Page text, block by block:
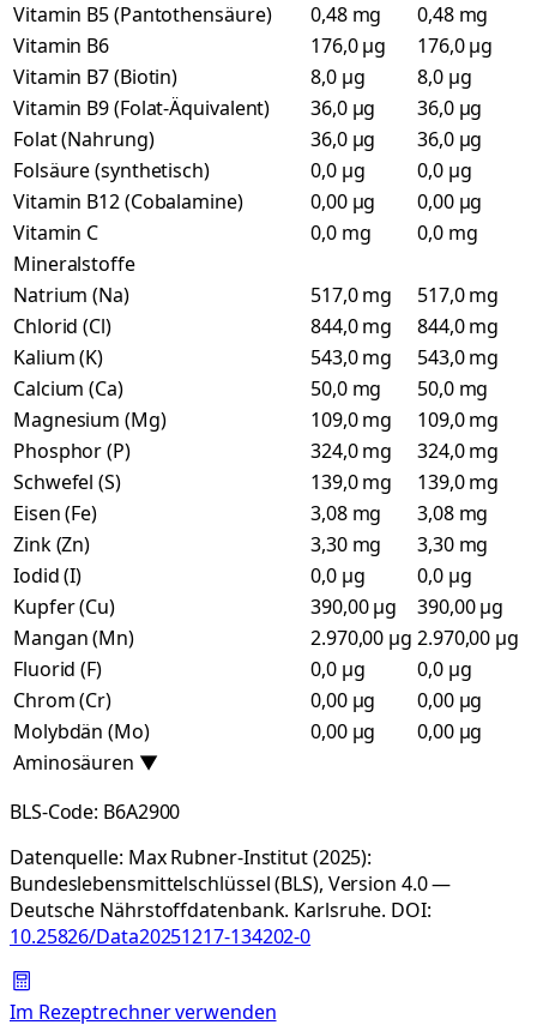
Vitamin B5 (Pantothensäure)
0,48 mg
0,48 mg
Vitamin B6
176,0 µg
176,0 µg
Vitamin B7 (Biotin)
8,0 µg
8,0 µg
Vitamin B9 (Folat-Äquivalent)
36,0 µg
36,0 µg
Folat (Nahrung)
36,0 µg
36,0 µg
Folsäure (synthetisch)
0,0 µg
0,0 µg
Vitamin B12 (Cobalamine)
0,00 µg
0,00 µg
Vitamin C
0,0 mg
0,0 mg
Mineralstoffe
Natrium (Na)
517,0 mg
517,0 mg
Chlorid (Cl)
844,0 mg
844,0 mg
Kalium (K)
543,0 mg
543,0 mg
Calcium (Ca)
50,0 mg
50,0 mg
Magnesium (Mg)
109,0 mg
109,0 mg
Phosphor (P)
324,0 mg
324,0 mg
Schwefel (S)
139,0 mg
139,0 mg
Eisen (Fe)
3,08 mg
3,08 mg
Zink (Zn)
3,30 mg
3,30 mg
Iodid (I)
0,0 µg
0,0 µg
Kupfer (Cu)
390,00 µg
390,00 µg
Mangan (Mn)
2.970,00 µg 2.970,00 µg
Fluorid (F)
0,0 µg
0,0 µg
Chrom (Cr)
0,00 µg
0,00 µg
Molybdän (Mo)
0,00 µg
0,00 µg
Aminosäuren ▼
BLS-Code: B6A2900
Datenquelle: Max Rubner-Institut (2025):
Bundeslebensmittelschlüssel (BLS), Version 4.0 —
Deutsche Nährstoffdatenbank. Karlsruhe. DOI:
10.25826/Data20251217-134202-0
Im Rezeptrechner verwenden